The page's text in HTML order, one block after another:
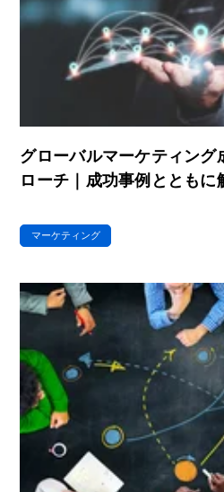
グローバルマーケティング
ローチ｜成功事例とともに
マーケティング